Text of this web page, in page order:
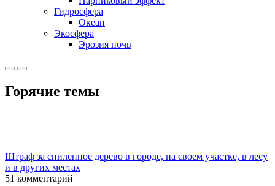
Гидросфера
Океан
Экосфера
Эрозия почв
Горячие темы
Штраф за спиленное дерево в городе, на своем участке, в лесу
и в других местах
51 комментарий